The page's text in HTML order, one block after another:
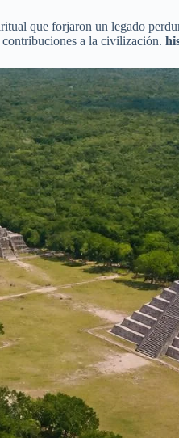
que forjaron un legado
a la civilización.